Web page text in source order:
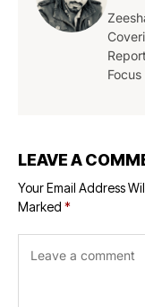
LEAVE A
Your Email Address
Marked *